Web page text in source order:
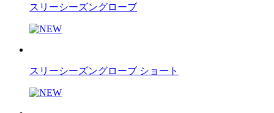
スリーシーズングローブ
スリーシーズングローブ ショート